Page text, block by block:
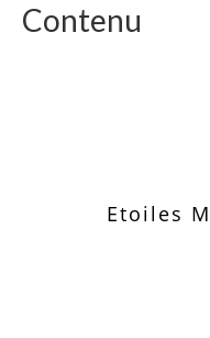
Contenu
Etoiles